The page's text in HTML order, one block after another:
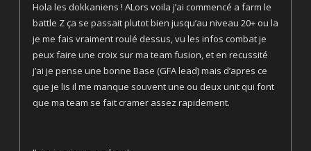
Hola les dokkaniens ! ALors voila j’ai commencé a farm le
battle Z ça se passait plutot bien jusqu’au niveau 20+ ou la
je me fais vraiment roulé dessus, vu les infos combat je
peux faire une croix sur ma team fusion, et en recussité
j’ai je pense une bonne Base (GFA lead) mais d’apres ce
que je lis il me manque souvent une ou deux unit qui font
que ma team se fait cramer assez rapidement.